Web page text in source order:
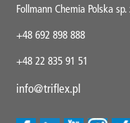
Follmann Chemia Polska
+48 692 898 888
+48 22 835 91 51
info@triflex.pl